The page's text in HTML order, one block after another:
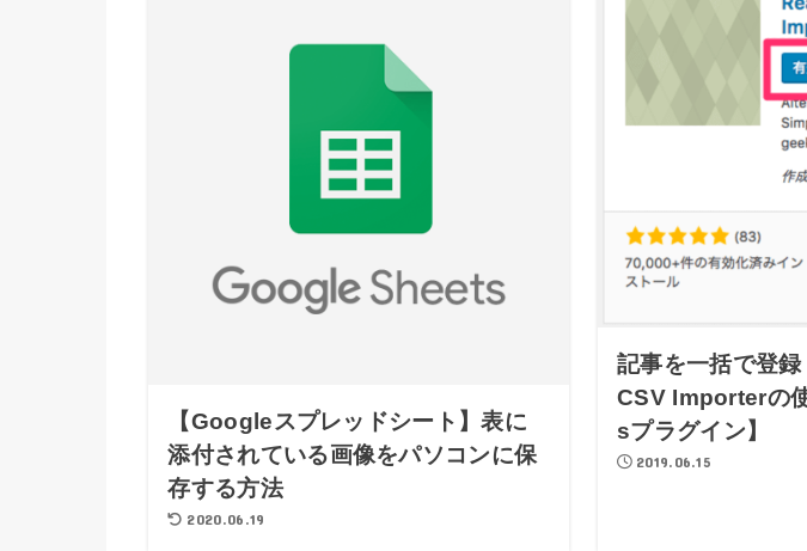
【Googleスプレッドシート】表に
添付されている画像をパソコンに保
存する方法
2020.06.19
記事を一括で登
CSV Importerの
sプラグイン】
2019.06.15